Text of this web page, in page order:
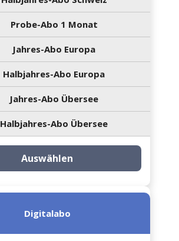
Probe-Abo 1 Monat
Jahres-Abo Europa
Halbjahres-Abo Europa
Jahres-Abo Übersee
Halbjahres-Abo Übersee
Auswählen
Digitalabo